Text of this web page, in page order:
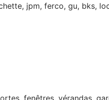
jpm, ferco, gu, bks,